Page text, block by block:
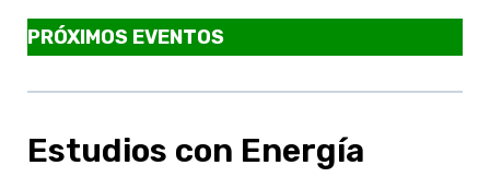
PRÓXIMOS EVENTOS
Estudios con Energía